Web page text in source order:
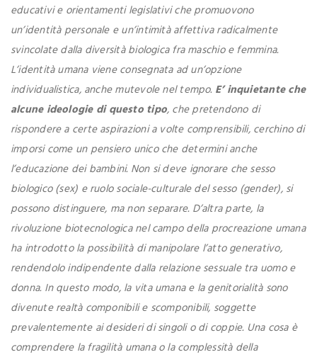
educativi e orientamenti legislativi che promuovono
un’identità personale e un’intimità affettiva radicalmente
svincolate dalla diversità biologica fra maschio e femmina.
L’identità umana viene consegnata ad un’opzione
individualistica, anche mutevole nel tempo. E’ inquietante che
alcune ideologie di questo tipo, che pretendono di
rispondere a certe aspirazioni a volte comprensibili, cerchino di
imporsi come un pensiero unico che determini anche
l’educazione dei bambini. Non si deve ignorare che sesso
biologico (sex) e ruolo sociale-culturale del sesso (gender), si
possono distinguere, ma non separare. D’altra parte, la
rivoluzione biotecnologica nel campo della procreazione umana
ha introdotto la possibilità di manipolare l’atto generativo,
rendendolo indipendente dalla relazione sessuale tra uomo e
donna. In questo modo, la vita umana e la genitorialità sono
divenute realtà componibili e scomponibili, soggette
prevalentemente ai desideri di singoli o di coppie. Una cosa è
comprendere la fragilità umana o la complessità della